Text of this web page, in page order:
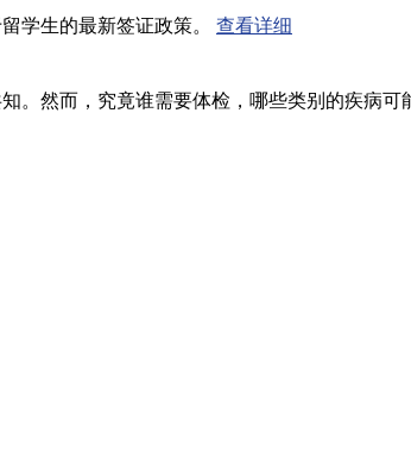
学生的最新签证政策。 查看详细
。然而，究竟谁需要体检，哪些类别的疾病可